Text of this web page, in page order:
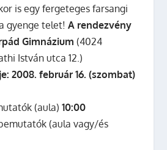
is egy fergeteges farsangi
gyenge telet! A rendezvény
Gimnázium(4024
István utca 12.)
2008. február 16. (szombat)
(aula)10:00
(aula vagy/és